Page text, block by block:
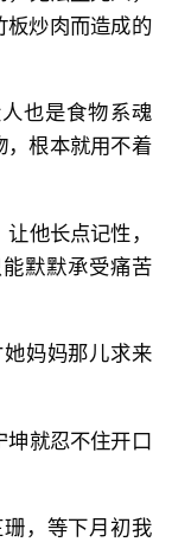
板炒肉而造成的
也是食物系魂
，根本就用不着
他长点记性，
默默承受痛苦
妈妈那儿求来
坤就忍不住开口
，等下月初我